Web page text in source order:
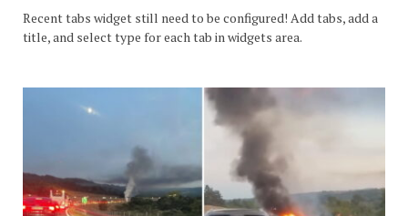
Recent tabs widget still need to be configured! Add tabs, add a
title, and select type for each tab in widgets area.